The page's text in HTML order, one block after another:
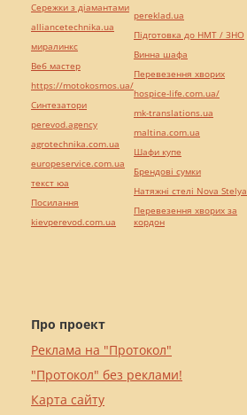
Про проект
Реклама на "Протокол"
"Протокол" без реклами!
Карта сайту
Сережки з діамантами
alliancetechnika.ua
миралинкс
Веб мастер
https://motokosmos.ua/
Синтезатори
perevod.agency
agrotechnika.com.ua
europeservice.com.ua
текст юа
Посилання
kievperevod.com.ua
pereklad.ua
Підготовка до НМТ / ЗНО
Винна шафа
Перевезення хворих
hospice-life.com.ua/
mk-translations.ua
maltina.com.ua
Шафи купе
Брендові сумки
Натяжні стелі Nova Stelya
Перевезення хворих за
кордон